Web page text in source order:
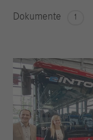
Dokumente 1